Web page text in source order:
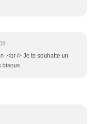
.<br /> Je te souhaite un
bisous .